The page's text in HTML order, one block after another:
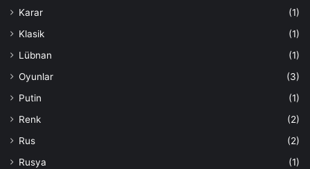
Karar
(1)
Klasik
(1)
Lübnan
(1)
Oyunlar
(3)
Putin
(1)
Renk
(2)
Rus
(2)
Rusya
(1)